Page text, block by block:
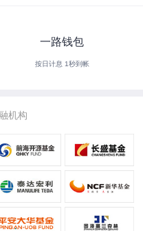
告
温馨提醒
一路钱包
按日计息 1秒到帐
机构